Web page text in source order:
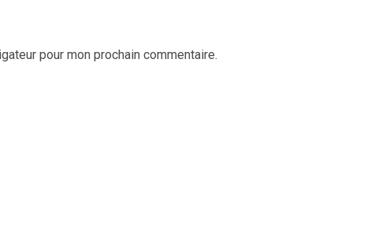
pour mon prochain commentaire.